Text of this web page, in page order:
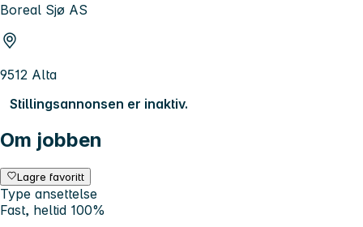
Boreal Sjø AS
9512 Alta
Stillingsannonsen er inaktiv.
Om jobben
Lagre favoritt
Type ansettelse
Fast, heltid 100%